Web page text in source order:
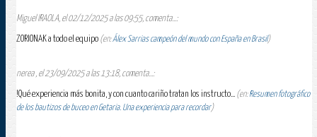
Miguel IRAOLA, el 02/12/2025 a las 09:55, comenta...:
ZORIONAK a todo el equipo (en:Álex Sarrias campeón del mundo con España en Brasil)
nerea , el 23/09/2025 a las 13:18, comenta...:
!Qué experiencia más bonita, y con cuanto cariño tratan los instructo... (en:Resumen fotográfico
de los bautizos de buceo en Getaria. Una experiencia para recordar)